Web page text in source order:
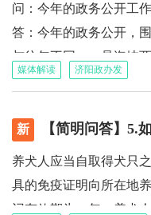
理能力的制度安排。习
府建设的一项重要制度
运行全过程，权力运行
村务公开是指村民委员
的和村民群众利益的事
知全体村民，并由村民
问：今年的政务公开工
答：今年的政务公开，
与往年不同。一是海峡
两岸产业合作区是由国
川（成都、德阳、眉山
庆（高新、涪陵、永川
于济阳的合作区是首个
完全统计，截至2024年
媒体解读 济阳政办发
新 【简明问答】5.
养犬人应当自取得犬只
具的免疫证明向所在地
记有效期为一年，养犬